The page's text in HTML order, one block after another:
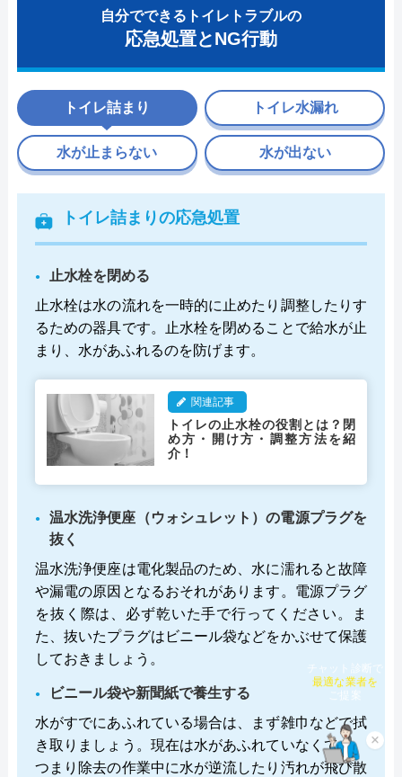
自分でできるトイレトラブルの
応急処置とNG行動
トイレ詰まり
トイレ詰まりの応急処置
止水栓を閉める
止水栓は水の流れを一時的に止めたり調整したりす
るための器具です。止水栓を閉めることで給水が止
まり、水があふれるのを防げます。
関連記事
トイレの止水栓の役割とは？閉
め方・開け方・調整方法を紹
介！
温水洗浄便座（ウォシュレット）の電源プラグを
抜く
温水洗浄便座は電化製品のため、水に濡れると故障
や漏電の原因となるおそれがあります。電源プラグ
を抜く際は、必ず乾いた手で行ってください。ま
た、抜いたプラグはビニール袋などをかぶせて保護
しておきましょう。
ビニール袋や新聞紙で養生する
水がすでにあふれている場合は、まず雑巾などで拭
き取りましょう。現在は水があふれていなくても、
つまり除去の作業中に水が逆流したり汚れが飛び散
トイレ水漏れ
水が止まらない 水が出ない
×
チャット診断で
最適な業者を
ご提案